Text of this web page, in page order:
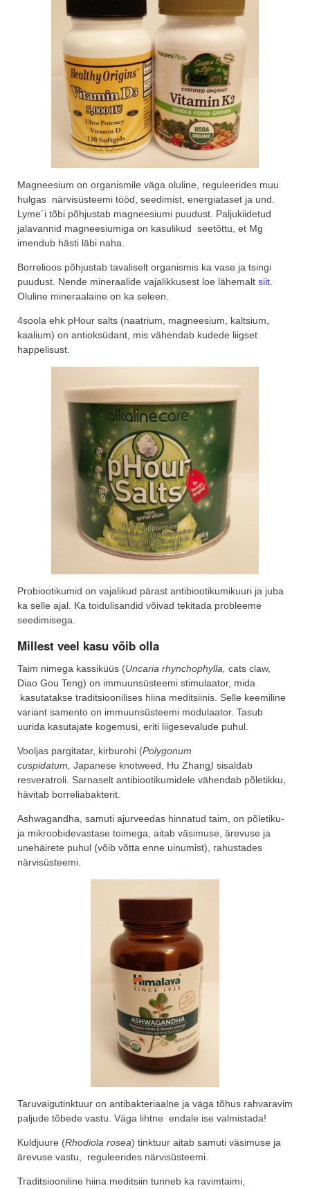
Magneesium on organismile väga oluline, reguleerides muu
hulgas närvisüsteemi tööd, seedimist, energiataset ja und.
Lyme´i tõbi põhjustab magneesiumi puudust. Paljukiidetud
jalavannid magneesiumiga on kasulikud seetõttu, et Mg
imendub hästi läbi naha.
Borrelioos põhjustab tavaliselt organismis ka vase ja tsingi
puudust. Nende mineraalide vajalikkusest loe lähemalt siit
Oluline mineraalaine on ka seleen.
4soola ehk pHour salts (naatrium, magneesium, kaltsium,
kaalium) on antioksüdant, mis vähendab kudede liigset
happelisust.
Probiootikumid on vajalikud pärast antibiootikumikuuri ja juba
ka selle ajal. Ka toidulisandid võivad tekitada probleeme
seedimisega.
Millest veel kasu võib olla
Taim nimega kassiküüs (Uncaria rhynchophylla, cats claw,
Diao Gou Teng) on immuunsüsteemi stimulaator, mida
kasutatakse traditsioonilises hiina meditsiinis. Selle keemiline
variant samento on immuunsüsteemi modulaator. Tasub
uurida kasutajate kogemusi, eriti liigesevalude puhul.
Vooljas pargitatar, kirburohi (Polygonum
cuspidatum, Japanese knotweed, Hu Zhang) sisaldab
resveratroli. Sarnaselt antibiootikumidele vähendab põletikku,
hävitab borreliabakterit.
Ashwagandha, samuti ajurveedas hinnatud taim, on põletiku-
ja mikroobidevastase toimega, aitab väsimuse, ärevuse ja
unehäirete puhul (võib võtta enne uinumist), rahustades
närvisüsteemi.
Taruvaigutinktuur on antibakteriaalne ja väga tõhus rahvaravim
paljude tõbede vastu. Väga lihtne endale ise valmistada!
Kuldjuure (Rhodiola rosea) tinktuur aitab samuti väsimuse ja
ärevuse vastu, reguleerides närvisüsteemi.
Traditsiooniline hiina meditsiin tunneb ka ravimtaimi,